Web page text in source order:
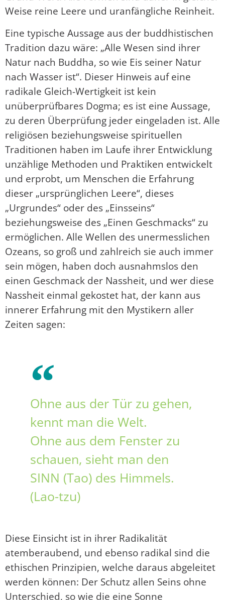
Weise reine Leere und uranfängliche Reinheit.
Eine typische Aussage aus der buddhistischen
Tradition dazu wäre: „Alle Wesen sind ihrer
Natur nach Buddha, so wie Eis seiner Natur
nach Wasser ist“. Dieser Hinweis auf eine
radikale Gleich-Wertigkeit ist kein
unüberprüfbares Dogma; es ist eine Aussage,
zu deren Überprüfung jeder eingeladen ist. Alle
religiösen beziehungsweise spirituellen
Traditionen haben im Laufe ihrer Entwicklung
unzählige Methoden und Praktiken entwickelt
und erprobt, um Menschen die Erfahrung
dieser „ursprünglichen Leere“, dieses
„Urgrundes“ oder des „Einsseins“
beziehungsweise des „Einen Geschmacks“ zu
ermöglichen. Alle Wellen des unermesslichen
Ozeans, so groß und zahlreich sie auch immer
sein mögen, haben doch ausnahmslos den
einen Geschmack der Nassheit, und wer diese
Nassheit einmal gekostet hat, der kann aus
innerer Erfahrung mit den Mystikern aller
Zeiten sagen:
Ohne aus der Tür zu gehen,
kennt man die Welt.
Ohne aus dem Fenster zu
schauen, sieht man den
SINN (Tao) des Himmels.
(Lao-tzu)
Diese Einsicht ist in ihrer Radikalität
atemberaubend, und ebenso radikal sind die
ethischen Prinzipien, welche daraus abgeleitet
werden können: Der Schutz allen Seins ohne
Unterschied, so wie die eine Sonne